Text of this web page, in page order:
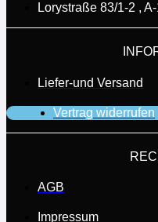
Lorystraße 83/1-2 ,
Liefer-und Versand
Vertrag widerrufen
AGB
Impressum